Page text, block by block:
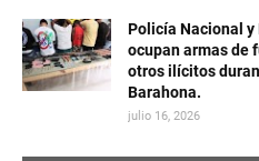
Policía Nacional y
ocupan armas de
otros ilícitos
Barahona.
julio 16, 2026